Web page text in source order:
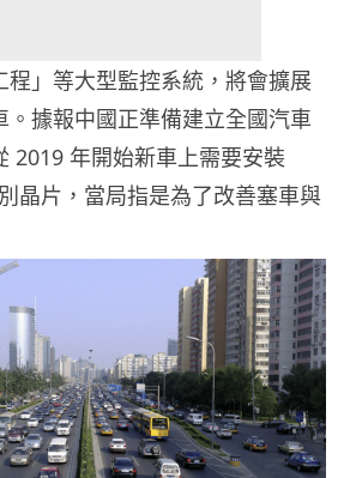
程」等大型監控系統，將會擴展
。據報中國正準備建立全國汽車
2019 年開始新車上需要安裝
晶片，當局指是為了改善塞車與